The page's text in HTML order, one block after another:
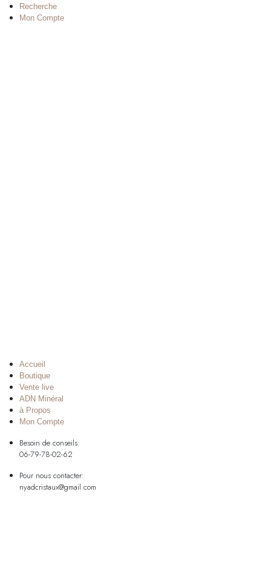
Recherche
Mon Compte
Accueil
Boutique
Vente live
ADN Minéral
à Propos
Mon Compte
Besoin de conseils:
06-79-78-02-62
Pour nous contacter:
nyadcristaux@gmail.com